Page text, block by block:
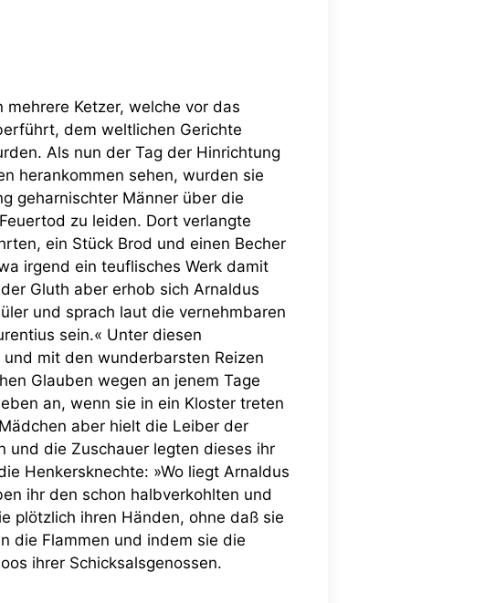
Ketzer, welche vor das
dem weltlichen Gerichte
Als nun der Tag der Hinrichtung
herankommen sehen, wurden sie
geharnischter Männer über die
zu leiden. Dort verlangte
ein Stück Brod und einen Becher
irgend ein teuflisches Werk damit
Gluth aber erhob sich Arnaldus
und sprach laut die vernehmbaren
sein.« Unter diesen
mit den wunderbarsten Reizen
Glauben wegen an jenem Tage
an, wenn sie in ein Kloster treten
aber hielt die Leiber der
und die Zuschauer legten dieses ihr
Henkersknechte: »Wo liegt Arnaldus
ihr den schon halbverkohlten und
plötzlich ihren Händen, ohne daß sie
die Flammen und indem sie die
ihrer Schicksalsgenossen.